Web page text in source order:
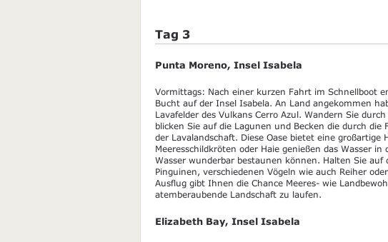
Tag 3
Punta Moreno, Insel Isabela
Vormittags: Nach einer kurzen Fahrt im Schnellboot
Bucht auf der Insel Isabela. An Land angekommen
Lavafelder des Vulkans Cerro Azul. Wandern Sie
blicken Sie auf die Lagunen und Becken die durch
der Lavalandschaft. Diese Oase bietet eine großartige
Meeresschildkröten oder Haie genießen das Wasser
Wasser wunderbar bestaunen können. Halten Sie auf
Pinguinen, verschiedenen Vögeln wie auch Reiher
Ausflug gibt Ihnen die Chance Meeres- wie
atemberaubende Landschaft zu laufen.
Elizabeth Bay, Insel Isabela